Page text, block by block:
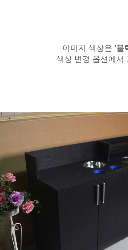
이미지 색상은 '블
색상 변경 옵션에서